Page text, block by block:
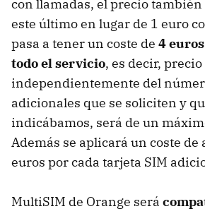
con llamadas, el precio también
este último en lugar de 1 euro
pasa a tener un coste de 4
todo el servicio, es decir,
independientemente del
adicionales que se soliciten y
indicábamos, será de un
Además se aplicará un coste de
euros por cada tarjeta SIM
MultiSIM de Orange será